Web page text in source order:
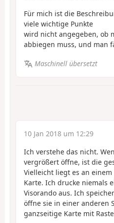
Für mich ist die
viele wichtige Punkte
wird nicht angegeben, ob
abbiegen muss, und man
Maschinell übersetzt
10 Jan 2018 um 12:29
Ich verstehe das nicht.
vergrößert öffne, ist die
Vielleicht liegt es an
Karte. Ich drucke niemals
Visorando aus. Ich
öffne sie in einer anderen
ganzseitige Karte mit